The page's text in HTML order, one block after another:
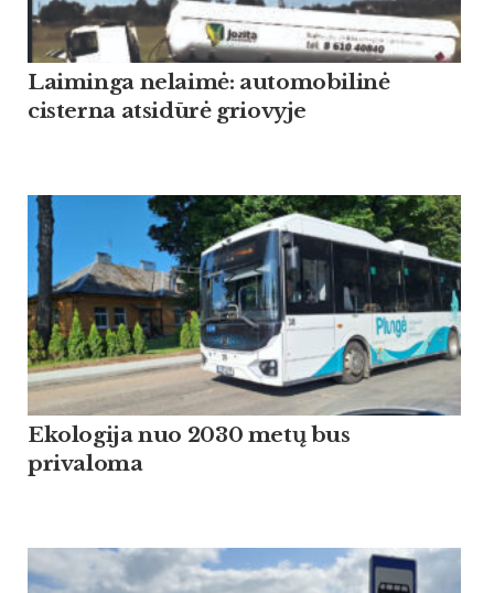
Laiminga nelaimė: automobilinė
cisterna atsidūrė griovyje
Ekologija nuo 2030 metų bus
privaloma